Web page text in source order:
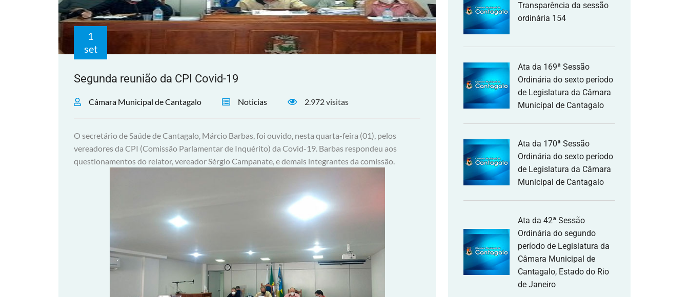
1
set
Segunda reunião da CPI Covid-19
Câmara Municipal de Cantagalo Noticias 2.972 visitas
O secretário de Saúde de Cantagalo, Márcio Barbas, foi ouvido, nesta quarta-feira (01), pelos
vereadores da CPI (Comissão Parlamentar de Inquérito) da Covid-19. Barbas respondeu aos
questionamentos do relator, vereador Sérgio Campanate, e demais integrantes da comissão.
Transparência da sessão
ordinária 154
Ata da 169ª Sessão
Ordinária do sexto período
de Legislatura da Câmara
Municipal de Cantagalo
Ata da 170ª Sessão
Ordinária do sexto período
de Legislatura da Câmara
Municipal de Cantagalo
Ata da 42ª Sessão
Ordinária do segundo
período de Legislatura da
Câmara Municipal de
Cantagalo, Estado do Rio
de Janeiro